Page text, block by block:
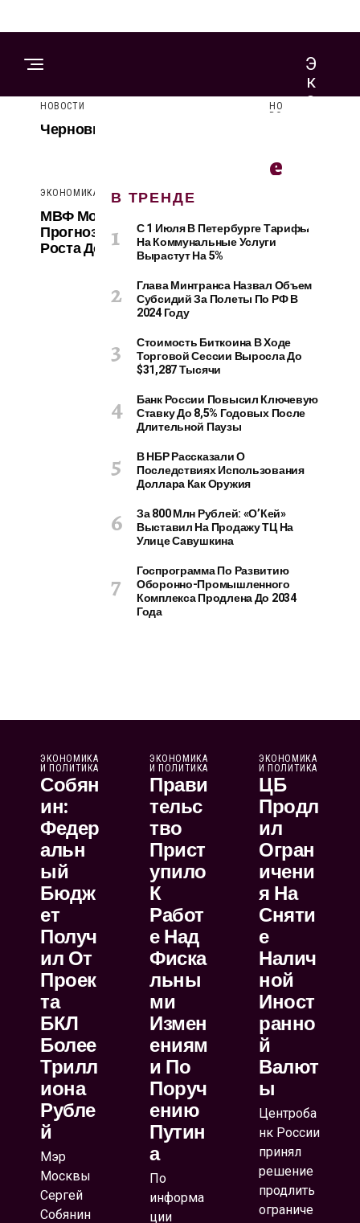
Э
К
О
И
И
НО
ВО
Е
Н
О
В
И
К
os
0
НОВОСТИ
Черновик
ЭКОНОМИКА И ПОЛИТИКА
МВФ Молдавии Снизил
Прогноз Экономического
Роста До 3,9%
В ТРЕНДЕ
С 1 Июля В Петербурге Тарифы
На Коммунальные Услуги
Вырастут На 5%
Глава Минтранса Назвал Объем
Субсидий За Полеты По РФ В
2024 Году
Стоимость Биткоина В Ходе
Торговой Сессии Выросла До
$31,287 Тысячи
Банк России Повысил Ключевую
Ставку До 8,5% Годовых После
Длительной Паузы
В НБР Рассказали О
Последствиях Использования
Доллара Как Оружия
За 800 Млн Рублей: «О’Кей»
Выставил На Продажу ТЦ На
Улице Савушкина
Госпрограмма По Развитию
Оборонно-Промышленного
Комплекса Продлена До 2034
Года
ЭКОНОМИКА
И ПОЛИТИКА
Собян
Ин:
Федер
Альн
Ый
Бюдж
Ет
Получ
Ил От
Проек
Та
БКЛ
Более
Трилл
Иона
Рубле
Й
Мэр
Москвы
Сергей
Собянин
ЭКОНОМИКА
И ПОЛИТИКА
Прави
Тельс
Тво
Прист
Упило
К
Работ
Е Над
Фиска
Льны
Ми
Измен
Ениям
И По
Поруч
Ению
Путин
А
По
информа
ции
ЭКОНОМИКА
И ПОЛИТИКА
ЦБ
Продл
Ил
Огран
Ичени
Я На
Сняти
Е
Налич
Ной
Иност
Ранно
Й
Валют
Ы
Центроба
нк России
принял
решение
продлить
ограниче